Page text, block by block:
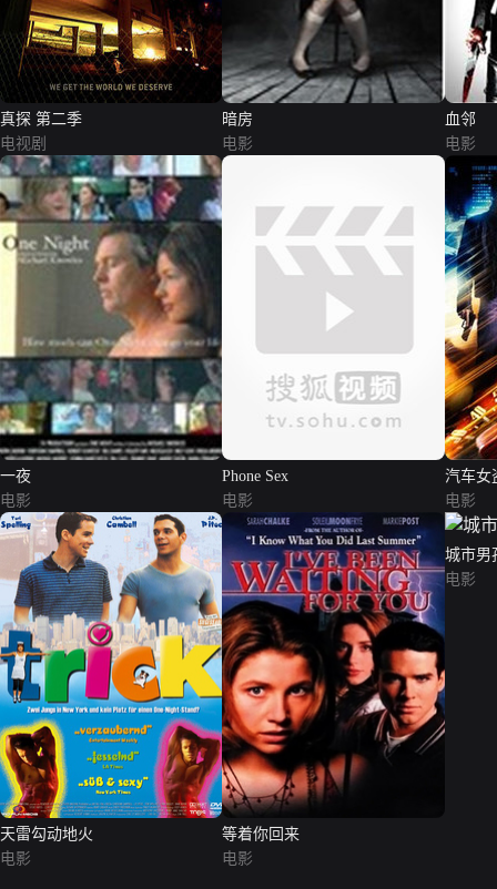
真探 第二季
电视剧
暗房
电影
血邻
电影
一夜
电影
Phone Sex
电影
汽车女
电影
天雷勾动地火
电影
等着你回来
电影
城市男
电影